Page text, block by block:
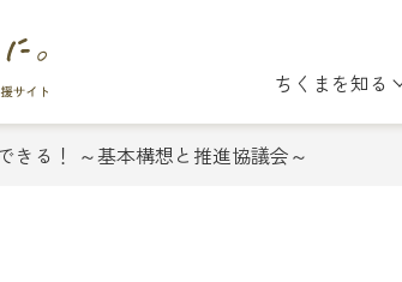
ちくまを知る
きる！ ～基本構想と推進協議会～